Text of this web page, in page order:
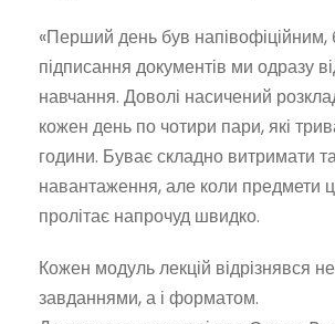
«Перший день був напівофіційним,
підписання документів ми одразу
навчання. Доволі насичений
кожен день по чотири пари, які
години. Буває складно витримати
навантаження, але коли предмети
пролітає напрочуд швидко.
Кожен модуль лекцій відрізнявся
завданнями, а і форматом.